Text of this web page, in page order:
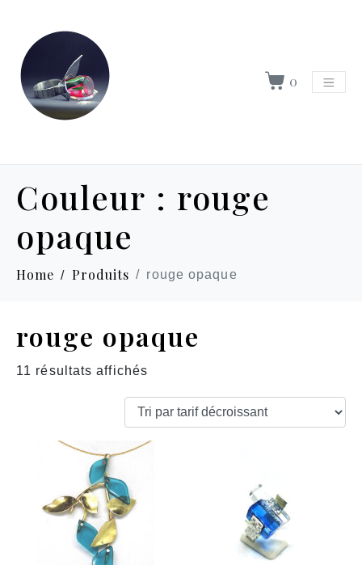
0
Couleur : rouge
opaque
Home Produits rouge opaque
rouge opaque
11 résultats affichés